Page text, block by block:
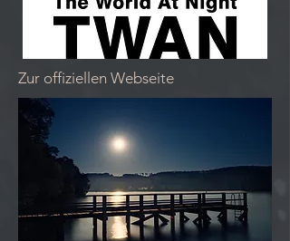
Zur offiziellen Webseite